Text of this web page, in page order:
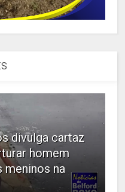
divulga cartaz
homem
meninos na